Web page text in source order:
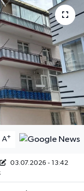
A+
03.07.2026 - 13:42